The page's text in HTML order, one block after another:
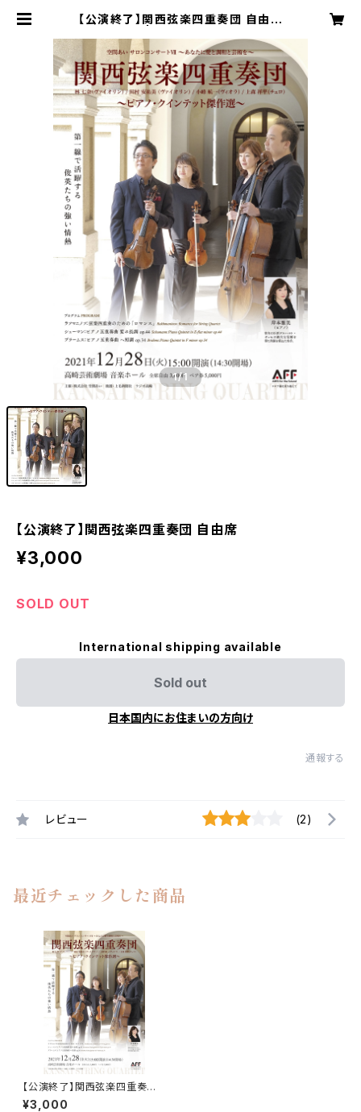
【公演終了】関西弦楽四重奏団 自由席
1/1
【公演終了】関西弦楽四重奏団 自由席
¥3,000
SOLD OUT
International shipping available
Sold out
日本国内にお住まいの方向け
通報する
レビュー (2)
最近チェックした商品
【公演終了】関西弦楽四重奏団
自由席
¥3,000